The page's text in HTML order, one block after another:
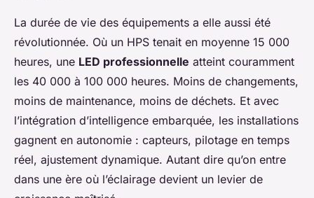
La durée de vie des équipements a elle aussi été
révolutionnée. Où un HPS tenait en moyenne 15 000
heures, une LED professionnelle atteint couramment
les 40 000 à 100 000 heures. Moins de changements,
moins de maintenance, moins de déchets. Et avec
l’intégration d’intelligence embarquée, les installations
gagnent en autonomie : capteurs, pilotage en temps
réel, ajustement dynamique. Autant dire qu’on entre
dans une ère où l’éclairage devient un levier de